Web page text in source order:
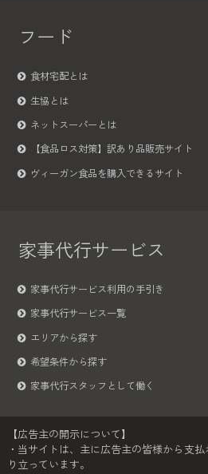
フード
食材宅配とは
生協とは
ネットスーパーとは
【食品ロス対策】訳あり品販売サイト
ヴィーガン食品を購入できるサイト
家事代行サービス
家事代行サービス利用の手引き
家事代行サービス一覧
エリアから探す
希望条件から探す
家事代行スタッフとして働く
【広告主の開示について】
・当サイトは、主に広告主の皆様から支
り立っています。